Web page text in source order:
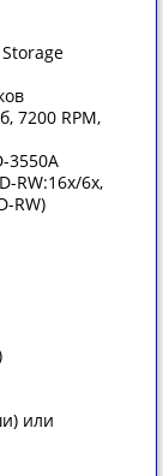
7200 RPM,
3550A
RW:16x/6x,
RW)
или